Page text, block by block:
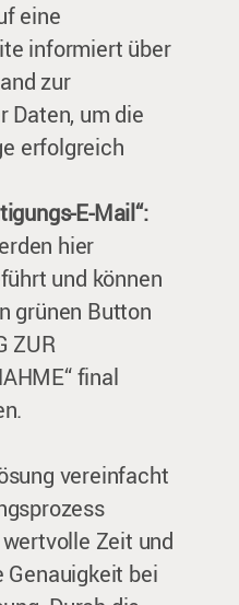
eine
informiert über
zur
Daten, um die
erfolgreich
E-Mail“:
hier
und können
grünen Button
ZUR
final
vereinfacht
Zeit und
bei